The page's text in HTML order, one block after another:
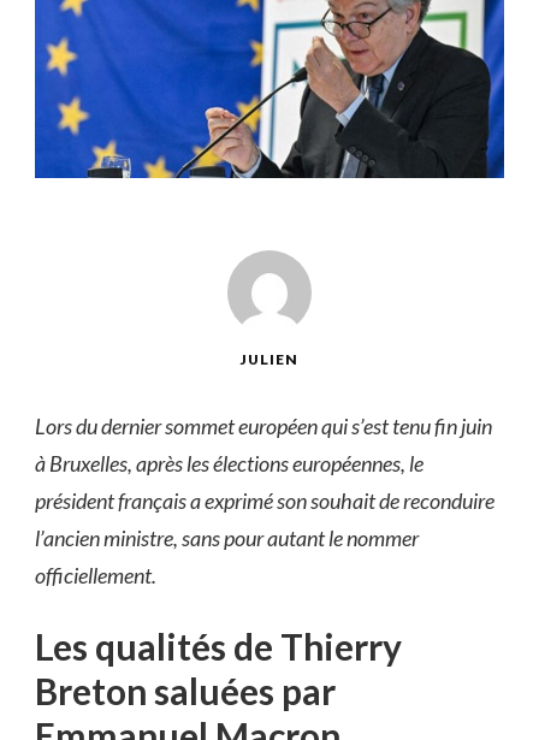
JULIEN
Lors du dernier sommet européen qui s’est tenu fin juin
à Bruxelles, après les élections européennes, le
président français a exprimé son souhait de reconduire
l’ancien ministre, sans pour autant le nommer
officiellement.
Les qualités de Thierry
Breton saluées par